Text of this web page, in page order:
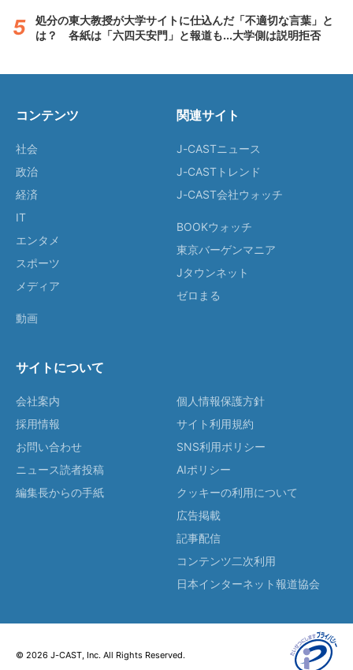
処分の東大教授が大学サイトに仕込んだ「不適切な言葉」と
は？ 各紙は「六四天安門」と報道も...大学側は説明拒否
コンテンツ
社会
政治
経済
IT
エンタメ
スポーツ
メディア
動画
関連サイト
J-CASTニュース
J-CASTトレンド
J-CAST会社ウォッチ
BOOKウォッチ
東京バーゲンマニア
Jタウンネット
ゼロまる
サイトについて
会社案内
採用情報
お問い合わせ
ニュース読者投稿
編集長からの手紙
個人情報保護方針
サイト利用規約
SNS利用ポリシー
AIポリシー
クッキーの利用について
広告掲載
記事配信
コンテンツ二次利用
日本インターネット報道協会
© 2026 J-CAST, Inc. All Rights Reserved.